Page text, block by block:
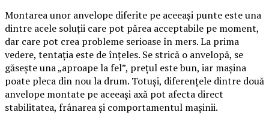
Montarea unor anvelope diferite pe aceeași punte este una
dintre acele soluții care pot părea acceptabile pe moment,
dar care pot crea probleme serioase în mers. La prima
vedere, tentația este de înțeles. Se strică o anvelopă, se
găsește una „aproape la fel”, prețul este bun, iar mașina
poate pleca din nou la drum. Totuși, diferențele dintre două
anvelope montate pe aceeași axă pot afecta direct
stabilitatea, frânarea și comportamentul mașinii.